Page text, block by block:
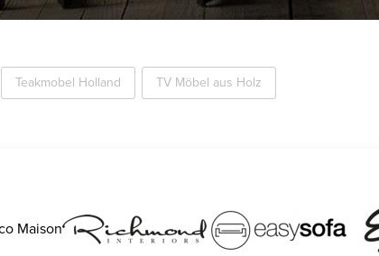
Teakmobel Holland TV Möbel aus Holz
Maison